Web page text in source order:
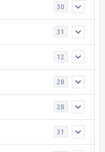
30
31
12
28
28
31